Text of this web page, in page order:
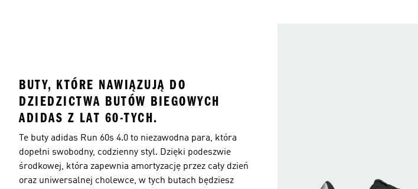
BUTY, KTÓRE NAWIĄZUJĄ DO
DZIEDZICTWA BUTÓW BIEGOWYCH
ADIDAS Z LAT 60-TYCH.
Te buty adidas Run 60s 4.0 to niezawodna para, która
dopełni swobodny, codzienny styl. Dzięki podeszwie
środkowej, która zapewnia amortyzację przez cały dzień
oraz uniwersalnej cholewce, w tych butach będziesz